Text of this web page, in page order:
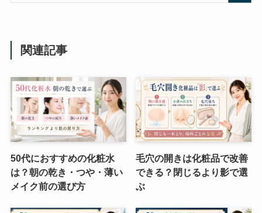
関連記事
50代におすすめの化粧水
は？朝の乾き・つや・薄い
メイク前の選び方
毛穴の開きは化粧品で改善
できる？閉じるより影で選
ぶ